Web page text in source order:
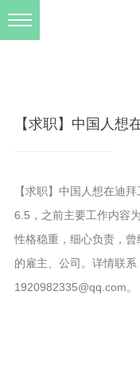
【求职】中国人想
【求职】中国人想在迪
6.5，之前主要工作内容
性格稳重，细心负责，
的雇主、公司。详情联
1920982335@qq.com。